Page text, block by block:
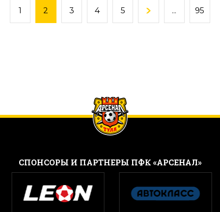
1 2 3 4 5 ... 95
CПОНСОРЫ И ПАРТНЕРЫ ПФК «АРСЕНАЛ»